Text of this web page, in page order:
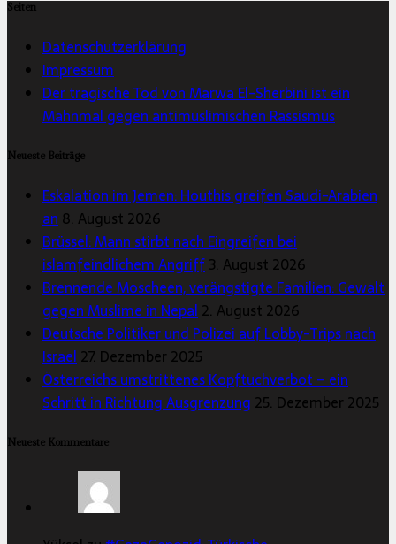
Seiten
Datenschutzerklärung
Impressum
Der tragische Tod von Marwa El-Sherbini ist ein
Mahnmal gegen antimuslimischen Rassismus
Neueste Beiträge
Eskalation im Jemen: Houthis greifen Saudi-Arabien
an8. August 2026
Brüssel: Mann stirbt nach Eingreifen bei
islamfeindlichem Angriff3. August 2026
Brennende Moscheen, verängstigte Familien: Gewalt
gegen Muslime in Nepal2. August 2026
Deutsche Politiker und Polizei auf Lobby-Trips nach
Israel27. Dezember 2025
Österreichs umstrittenes Kopftuchverbot – ein
Schritt in Richtung Ausgrenzung 25. Dezember 2025
Neueste Kommentare